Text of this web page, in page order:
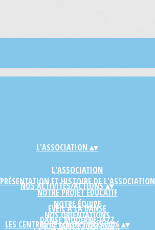
L'ASSOCIATION ▴▾
L'ASSOCIATION
PRÉSENTATION ET HISTOIRE DE L'ASSOCIATION
NOTRE PROJET ÉDUCATIF
NOTRE ÉQUIPE
NOS ORIENTATIONS
NOS TARIFS 2025/2026
NOS ACTIVITÉS/ACTIONS▴▾
EVEIL À LA DANSE
DANSE MODERNE-JAZZ
LES CENTRES DE LOISIRS 2025-2026▴▾